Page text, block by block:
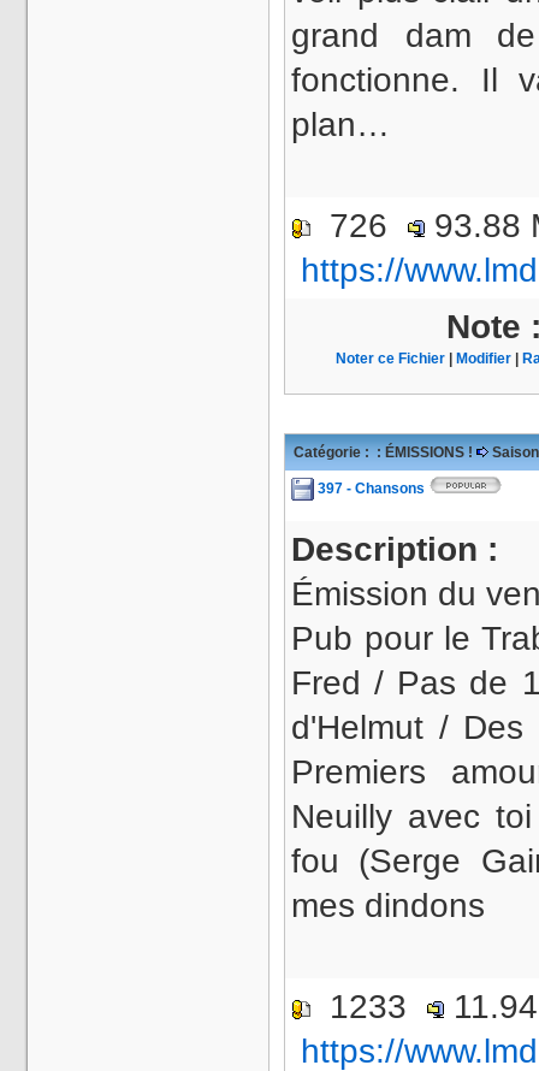
grand dam
fonctionne. Il
plan…
726
https://
Note
Noter ce Fichier Modifier
Catégorie : : ÉMISSIONS !
397 - Chansons
Description :
Émission du
Pub pour le
Fred / Pas de
d'Helmut /
Premiers
Neuilly avec
fou (Serge
mes dindons
1233
https://